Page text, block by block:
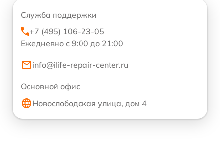
Служба поддержки
+7 (495) 106-23-05
Ежедневно с 9:00 до 21:00
info@ilife-repair-center.ru
Основной офис
Новослободская улица, дом 4